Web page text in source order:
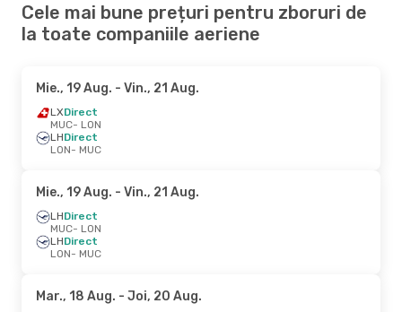
Cele mai bune prețuri pentru zboruri de
la toate companiile aeriene
Mie., 19 Aug. - Vin., 21 Aug.
LXDirect
MUC- LON
LHDirect
LON- MUC
Mie., 19 Aug. - Vin., 21 Aug.
LHDirect
MUC- LON
LHDirect
LON- MUC
Mar., 18 Aug. - Joi, 20 Aug.